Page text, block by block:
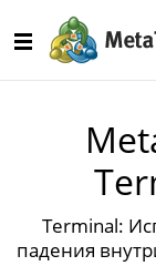
Terminal:
падения